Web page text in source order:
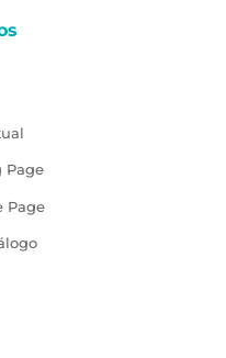
Page
Page